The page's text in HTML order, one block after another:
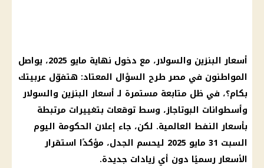
أسعار البنزين والسولار، مع دخول نهاية مايو 2025
، يواصل
المواطنون في مصر طرح السؤال المعتاد: هتفوّل عربيتك
بكام؟، في ظل متابعة مستمرة لـ أسعار البنزين والسولار
وأسطوانات البوتاجاز، وسط توقعات بتغييرات مرتبطة
بأسعار النفط العالمية. لكن، جاء إعلان الحكومة اليوم
السبت 31
مايو 2025
ليحسم الجدل، مؤكدًا استقرار
الأسعاررسميًا دون أي زيادات جديدة.